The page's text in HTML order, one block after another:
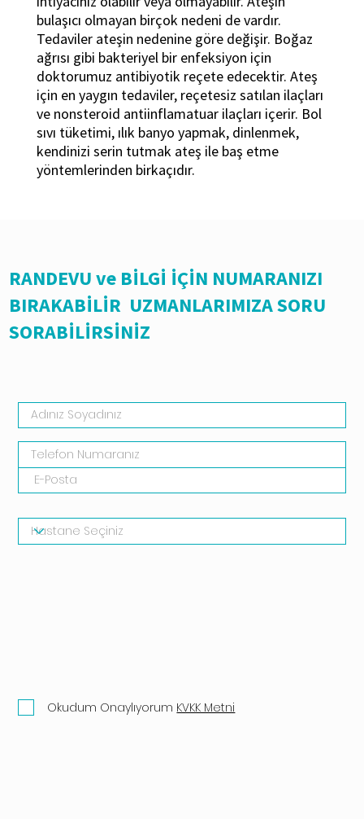
bulaşıcı olmayan birçok nedeni de vardır.
Tedaviler ateşin nedenine göre değişir. Boğaz
ağrısı gibi bakteriyel bir enfeksiyon için
doktorumuz antibiyotik reçete edecektir. Ateş
için en yaygın tedaviler, reçetesiz satılan ilaçları
ve nonsteroid antiinflamatuar ilaçları içerir. Bol
sıvı tüketimi, ılık banyo yapmak, dinlenmek,
kendinizi serin tutmak ateş ile baş etme
yöntemlerinden birkaçıdır.
RANDEVU ve BİLGİ İÇİN NUMARANIZI
BIRAKABİLİR UZMANLARIMIZA SORU
SORABİLİRSİNİZ
Okudum Onaylıyorum KVKK Metni